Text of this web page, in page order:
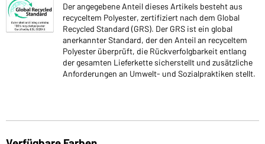
Der angegebene Anteil dieses Artikels besteht aus
recyceltem Polyester, zertifiziert nach dem Global
Recycled Standard (GRS). Der GRS ist ein global
anerkannter Standard, der den Anteil an recyceltem
Polyester überprüft, die Rückverfolgbarkeit entlang
der gesamten Lieferkette sicherstellt und zusätzliche
Anforderungen an Umwelt- und Sozialpraktiken stellt.